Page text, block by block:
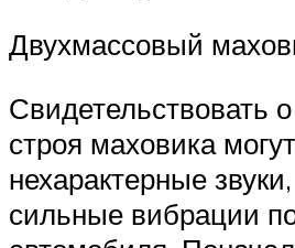
Двухмассовый
Свидетельствовать
строя маховика
нехарактерные
сильные вибрации